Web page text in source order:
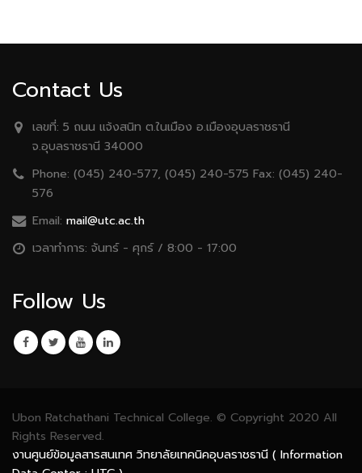
Contact Us
เลขที่: 5 ถนน เเจ้งสนิท ต.ในเมือง อ.เมืองอุบลราชธานี
Phone: (045) 240-577, (045) 240-575 Fax: (045) 240-
576
Email: mail@utc.ac.th
Follow Us
งานศูนย์ข้อมูลสารสนเทศ วิทยาลัยเทคนิคอุบลราชธานี ( Information
Data Center : UTC )